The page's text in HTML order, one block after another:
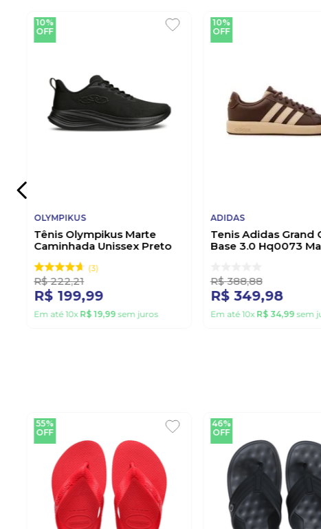
10%
OFF
OLYMPIKUS
Tênis Olympikus Marte
Caminhada Unissex Preto
3
R$ 222,21
R$ 199,99
Em até10x R$ 19,99sem juros
10%
OFF
ADIDAS
Tenis Adidas Grand
Base 3.0 Hq0073
R$ 388,88
R$ 349,98
Em até10x R$ 34,99sem
55%
OFF
46%
OFF